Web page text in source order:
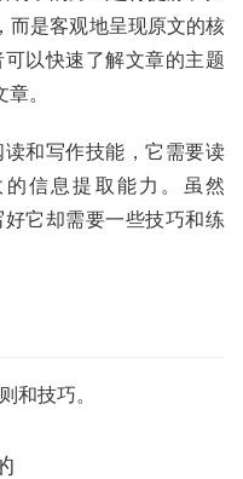
而是客观地呈现原文的核
以快速了解文章的主题
。
和写作技能，它需要读
信息提取能力。虽然
它却需要一些技巧和练
和技巧。